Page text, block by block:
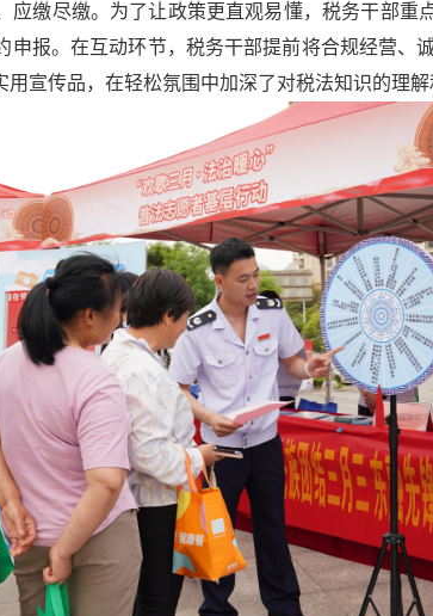
缴尽缴。为了让政策更直观易懂，税务干部重
报。在互动环节，税务干部提前将合规经营、
宣传品，在轻松氛围中加深了对税法知识的理解